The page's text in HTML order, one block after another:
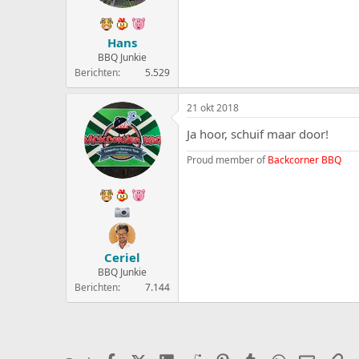
Hans
BBQ Junkie
Berichten
5.529
Ceriel
BBQ Junkie
Berichten
7.144
21 okt 2018
Ja hoor, schuif maar door!
Proud member ofBackcorner BBQ